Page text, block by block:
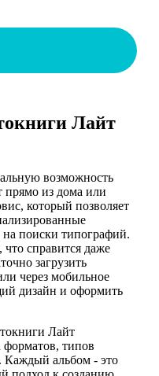
Лайт
возможность
прямо из дома или
который позволяет
поиски типографий.
что справится даже
загрузить
через мобильное
дизайн и оформить
Лайт
форматов, типов
Каждый альбом - это